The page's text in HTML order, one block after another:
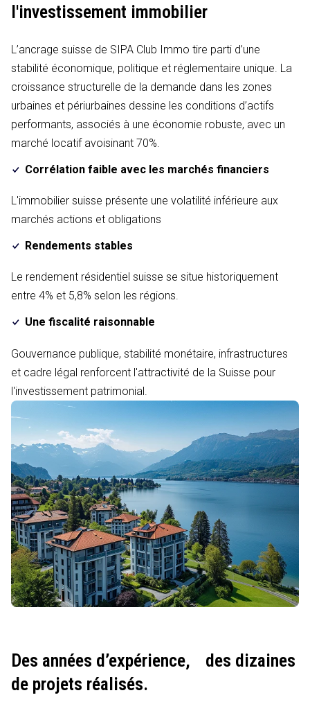
l'investissement immobilier
L’ancrage suisse de SIPA Club Immo tire parti d’une
stabilité économique, politique et réglementaire unique. La
croissance structurelle de la demande dans les zones
urbaines et périurbaines dessine les conditions d’actifs
performants, associés à une économie robuste, avec un
marché locatif avoisinant 70%.
Corrélation faible avec les marchés financiers
L'immobilier suisse présente une volatilité inférieure aux
marchés actions et obligations
Rendements stables
Le rendement résidentiel suisse se situe historiquement
entre 4% et 5,8% selon les régions.
Une fiscalité raisonnable
Gouvernance publique, stabilité monétaire, infrastructures
et cadre légal renforcent l'attractivité de la Suisse pour
l'investissement patrimonial.
Des années d’expérience,
des dizaines
de projets réalisés.